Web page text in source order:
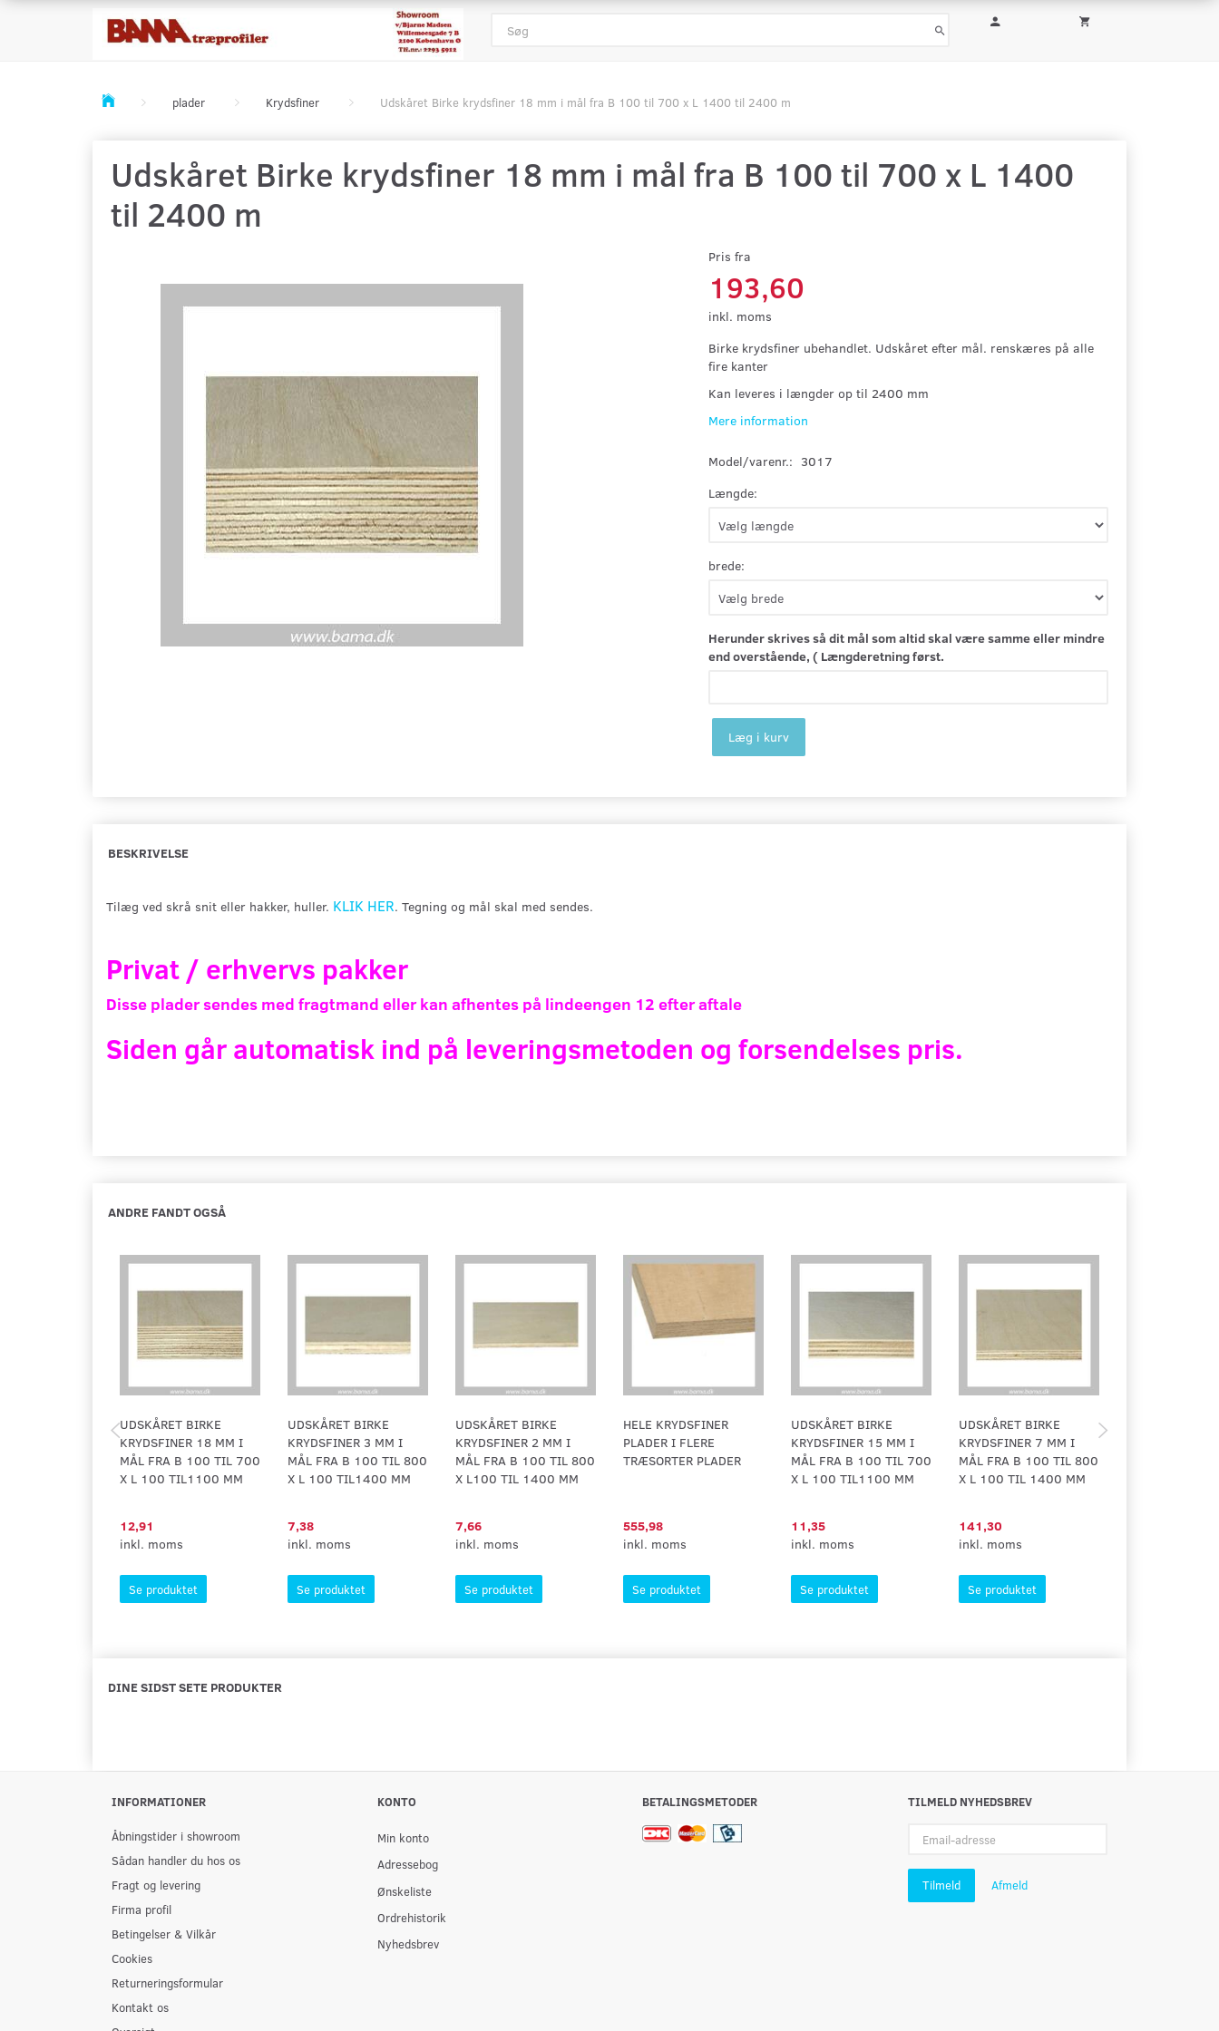
plader Krydsfiner Udskåret Birke krydsfiner 18 mm i mål fra B 100 til 700 x L 1400 til 2400 m
Udskåret Birke krydsfiner 18 mm i mål fra B 100 til 700 x L 1400
til 2400 m
Pris fra
193,60
inkl. moms
Birke krydsfiner ubehandlet. Udskåret efter mål. renskæres på alle
fire kanter
Kan leveres i længder op til 2400 mm
Mere information
Model/varenr.: 3017
Længde:
brede:
Herunder skrives så dit mål som altid skal være samme eller mindre
end overstående, ( Længderetning først.
Læg i kurv
BESKRIVELSE
Tilæg ved skrå snit eller hakker, huller. KLIK HER. Tegning og mål skal med sendes.
Privat / erhvervs pakker
Disse plader sendes med fragtmand eller kan afhentes på lindeengen 12 efter aftale
Siden går automatisk ind på leveringsmetoden og forsendelses pris.
ANDRE FANDT OGSÅ
UDSKÅRET BIRKE
KRYDSFINER 18 MM I
MÅL FRA B 100 TIL 700
X L 100 TIL1100 MM
12,91
inkl. moms
Se produktet
UDSKÅRET BIRKE
KRYDSFINER 3 MM I
MÅL FRA B 100 TIL 800
X L 100 TIL1400 MM
7,38
inkl. moms
Se produktet
UDSKÅRET BIRKE
KRYDSFINER 2 MM I
MÅL FRA B 100 TIL 800
X L100 TIL 1400 MM
7,66
inkl. moms
Se produktet
HELE KRYDSFINER
PLADER I FLERE
TRÆSORTER PLADER
555,98
inkl. moms
Se produktet
UDSKÅRET BIRKE
KRYDSFINER 15 MM I
MÅL FRA B 100 TIL 700
X L 100 TIL1100 MM
11,35
inkl. moms
Se produktet
UDSKÅRET BIRKE
KRYDSFINER 7 MM I
MÅL FRA B 100 TIL 800
X L 100 TIL 1400 MM
141,30
inkl. moms
Se produktet
DINE SIDST SETE PRODUKTER
INFORMATIONER
Åbningstider i showroom
Sådan handler du hos os
Fragt og levering
Firma profil
Betingelser & Vilkår
Cookies
Returneringsformular
Kontakt os
KONTO
Min konto
Adressebog
Ønskeliste
Ordrehistorik
Nyhedsbrev
BETALINGSMETODER
TILMELD NYHEDSBREV
adresse
Tilmeld Afmeld